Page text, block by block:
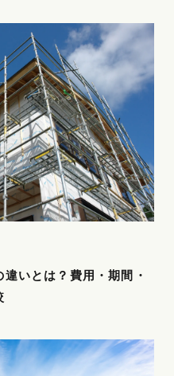
いとは？費用・期間・